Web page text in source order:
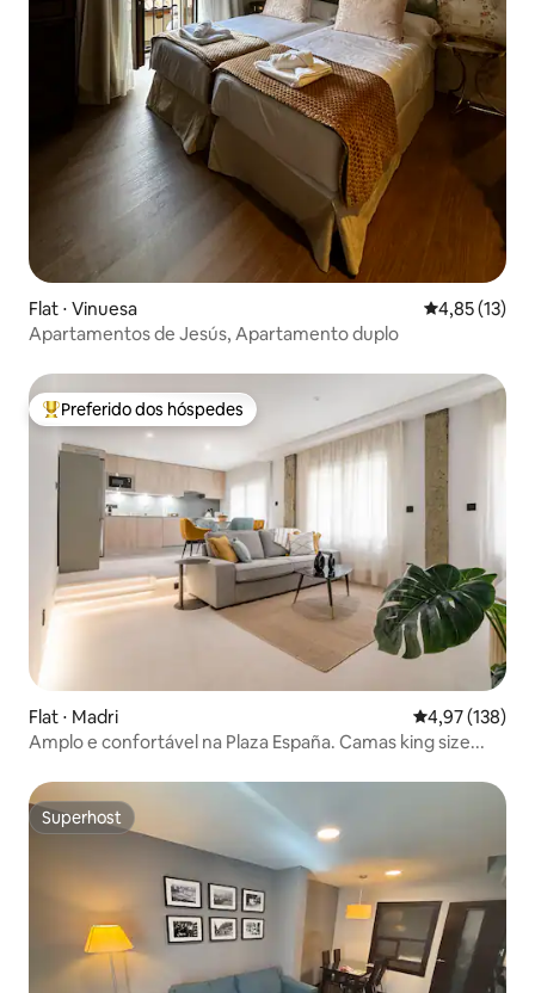
Flat ⋅ Vinuesa 4,85 de uma
4,85 (13)
Apartamentos de Jesús, Apartamento duplo
Entre os melhores preferidos dos hóspedes
Preferido dos hóspedes
Flat ⋅ Madri 4,97 de uma
4,97 (138)
Amplo e confortável na Plaza España. Camas king size...
Superhost
Superhost